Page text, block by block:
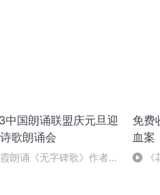
中国朗诵联盟庆元旦迎
歌朗诵会
朗诵《无字碑歌》作者：
免费
血案